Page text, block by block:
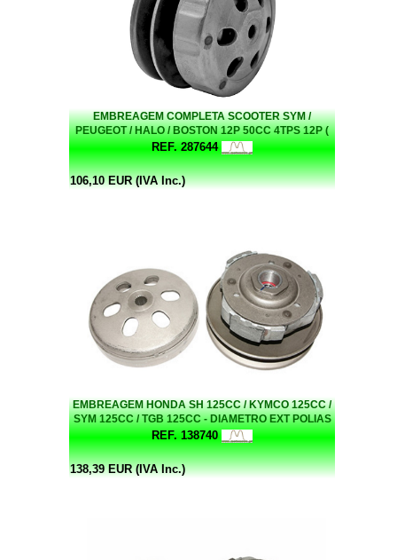
EMBREAGEM COMPLETA SCOOTER SYM /
PEUGEOT / HALO / BOSTON 12P 50CC 4TPS 12P (
MOTEUR GY6 137QMB )
REF. 287644
106,10 EUR (IVA Inc.)
EMBREAGEM HONDA SH 125CC / KYMCO 125CC /
SYM 125CC / TGB 125CC - DIAMETRO EXT POLIAS
142MM - LONGITUDINAL AS POLIAS TEM +-78MM -
DIAM INT CAMPANULA 125MM
REF. 138740
138,39 EUR (IVA Inc.)